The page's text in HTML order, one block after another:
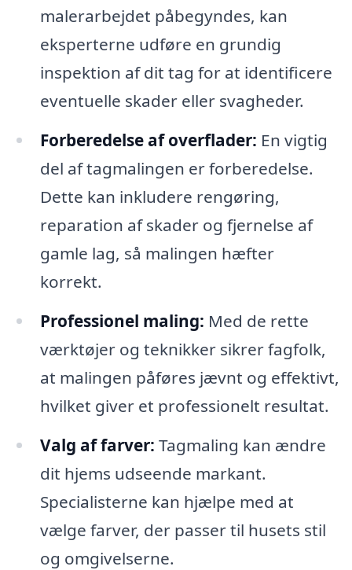
malerarbejdet påbegyndes, kan
eksperterne udføre en grundig
inspektion af dit tag for at identificere
eventuelle skader eller svagheder.
Forberedelse af overflader: En vigtig
del af tagmalingen er forberedelse.
Dette kan inkludere rengøring,
reparation af skader og fjernelse af
gamle lag, så malingen hæfter
korrekt.
Professionel maling: Med de rette
værktøjer og teknikker sikrer fagfolk,
at malingen påføres jævnt og effektivt,
hvilket giver et professionelt resultat.
Valg af farver: Tagmaling kan ændre
dit hjems udseende markant.
Specialisterne kan hjælpe med at
vælge farver, der passer til husets stil
og omgivelserne.